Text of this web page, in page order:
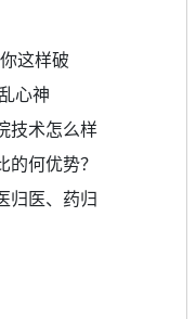
这样破
心神
技术怎么样
何优势？
归医、药归